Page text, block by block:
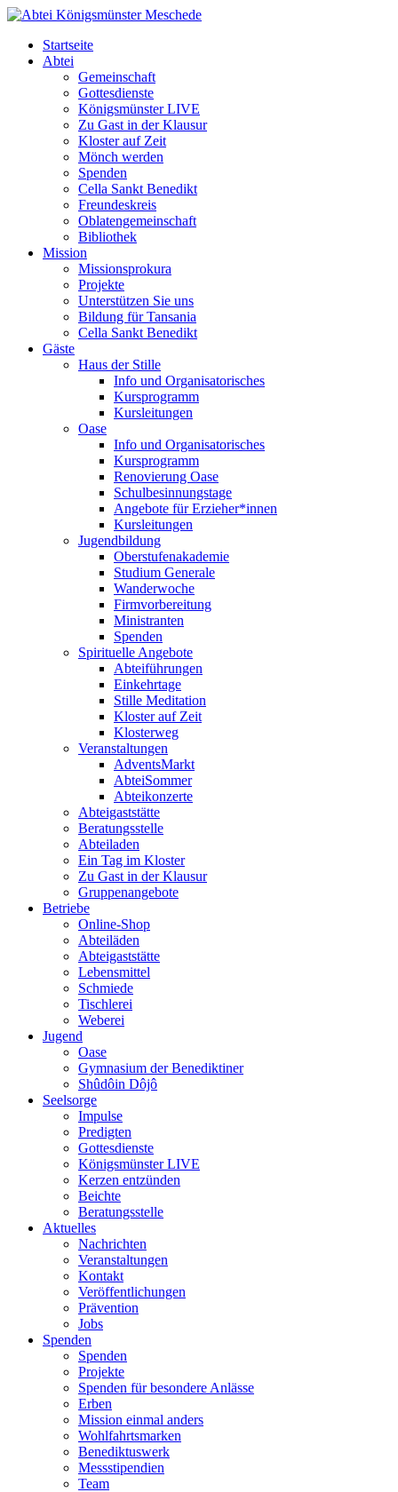
Startseite
Abtei
Gemeinschaft
Gottesdienste
Königsmünster LIVE
Zu Gast in der Klausur
Kloster auf Zeit
Mönch werden
Spenden
Cella Sankt Benedikt
Freundeskreis
Oblatengemeinschaft
Bibliothek
Mission
Missionsprokura
Projekte
Unterstützen Sie uns
Bildung für Tansania
Cella Sankt Benedikt
Gäste
Haus der Stille
Info und Organisatorisches
Kursprogramm
Kursleitungen
Oase
Info und Organisatorisches
Kursprogramm
Renovierung Oase
Schulbesinnungstage
Angebote für Erzieher*innen
Kursleitungen
Jugendbildung
Oberstufenakademie
Studium Generale
Wanderwoche
Firmvorbereitung
Ministranten
Spenden
Spirituelle Angebote
Abteiführungen
Einkehrtage
Stille Meditation
Kloster auf Zeit
Klosterweg
Veranstaltungen
AdventsMarkt
AbteiSommer
Abteikonzerte
Abteigaststätte
Beratungsstelle
Abteiladen
Ein Tag im Kloster
Zu Gast in der Klausur
Gruppenangebote
Betriebe
Online-Shop
Abteiläden
Abteigaststätte
Lebensmittel
Schmiede
Tischlerei
Weberei
Jugend
Oase
Gymnasium der Benediktiner
Shûdôin Dôjô
Seelsorge
Impulse
Predigten
Gottesdienste
Königsmünster LIVE
Kerzen entzünden
Beichte
Beratungsstelle
Aktuelles
Nachrichten
Veranstaltungen
Kontakt
Veröffentlichungen
Prävention
Jobs
Spenden
Spenden
Projekte
Spenden für besondere Anlässe
Erben
Mission einmal anders
Wohlfahrtsmarken
Benediktuswerk
Messstipendien
Team